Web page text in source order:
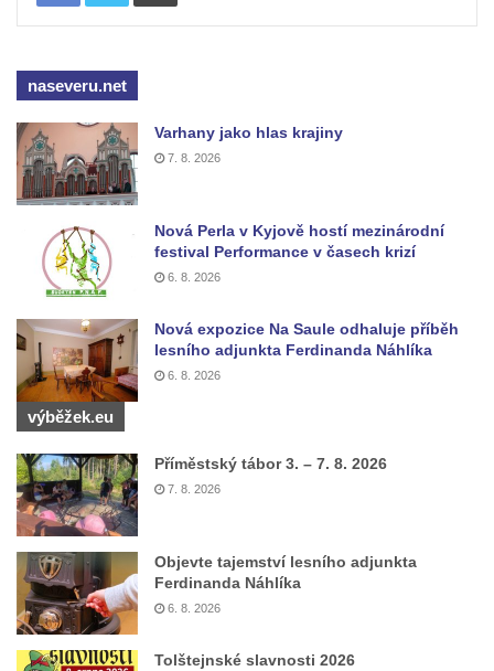
Vyhlídkový altán na Hostibejku v Kralupech
Vyhlídka Na Zámečku nad Vysokou Lípou
Vyhlídka Švýcárna nad Drnovcem u
Cvikova
Socha rytíře u vyhlídky Libverdských
pramenů v Lázních Libverda
Libverda
Vyhlídka Pekelské sázky před osadou
Přebytek u Lázní Libverda
Vyhlídka Hejnické Madony u hřbitova v
Lázních Libverda
Vyhlídka Dobrého ducha MUHU u Obřího
sudu v Lázních Libverda
Vyhlídka Hájníkova Kohouta východně od
Lázní Libverda
Vyhlídka Ptačí kámen u Vysoké Lípy
Slunečná brána
naseveru.net
Varhany jako hlas krajiny
7. 8. 2026
Nová Perla v Kyjově hostí mezinárodní
festival Performance v časech krizí
6. 8. 2026
Nová expozice Na Saule odhaluje příběh
lesního adjunkta Ferdinanda Náhlíka
6. 8. 2026
výběžek.eu
Příměstský tábor 3. – 7. 8. 2026
7. 8. 2026
Objevte tajemství lesního adjunkta
Ferdinanda Náhlíka
6. 8. 2026
Tolštejnské slavnosti 2026